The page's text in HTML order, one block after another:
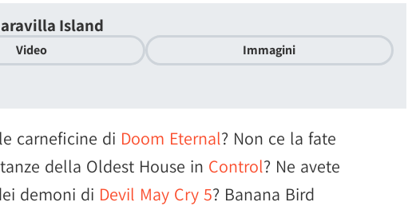
Island
Video Immagini
carneficine di Doom Eternal? Non ce la fate
della Oldest House in Control? Ne avete
demoni di Devil May Cry 5? Banana Bird